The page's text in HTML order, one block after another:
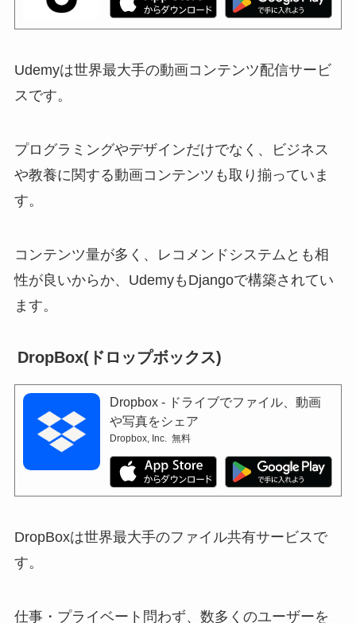
Udemyは世界最大手の動画コンテンツ配信サービ
スです。
プログラミングやデザインだけでなく、ビジネス
や教養に関する動画コンテンツも取り揃っていま
す。
コンテンツ量が多く、レコメンドシステムとも相
性が良いからか、UdemyもDjangoで構築されてい
ます。
DropBox(ドロップボックス)
Dropbox - ドライブでファイル、動画
や写真をシェア
Dropbox, Inc. 無料
DropBoxは世界最大手のファイル共有サービスで
す。
仕事・プライベート問わず、数多くのユーザーを